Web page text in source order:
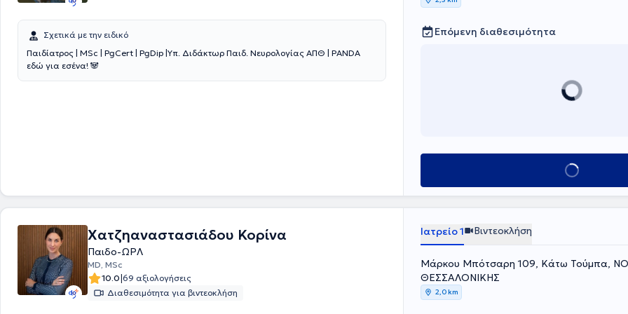
Σχετικά με την ειδικό
Παιδίατρος | MSc | PgCert | PgDip |Υπ. Διδάκτωρ Παιδ. Νευρολογίας ΑΠΘ | PANDA
εδώ για εσένα! 🐼
Επόμενη διαθεσιμότητα
Κλείσε ραντεβού
Χατζηαναστασιάδου Κορίνα
Παιδο-ΩΡΛ
MD, MSc
10.0|69 αξιολογήσεις
Διαθεσιμότητα για βιντεοκλήση
Ιατρείο 1 Βιντεοκλήση
Μάρκου Μπότσαρη 109, Κάτω Τούμπα,
ΘΕΣΣΑΛΟΝΙΚΗΣ
2,0 km